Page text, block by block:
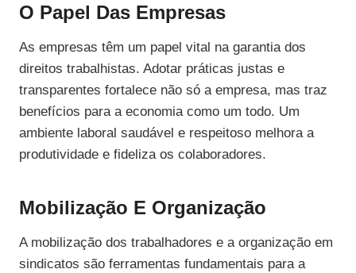
O Papel Das Empresas
As empresas têm um papel vital na garantia dos
direitos trabalhistas. Adotar práticas justas e
transparentes fortalece não só a empresa, mas traz
benefícios para a economia como um todo. Um
ambiente laboral saudável e respeitoso melhora a
produtividade e fideliza os colaboradores.
Mobilização E Organização
A mobilização dos trabalhadores e a organização em
sindicatos são ferramentas fundamentais para a